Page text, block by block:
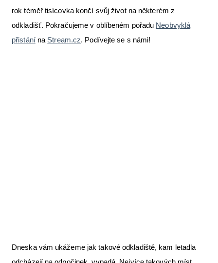
rok téměř tisícovka končí svůj život na některém z
odkladišť. Pokračujeme v oblíbeném pořadu Neobvyklá
přistánína Stream.cz. Podívejte se s námi!
Dneska vám ukážeme jak takové odkladiště, kam letadla
Pro piloty
Série & speciály
Letecká videa